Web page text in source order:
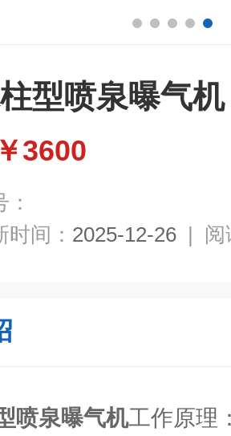
型喷泉曝气机
￥3600
时间： 2025-12-26 | 阅
喷泉曝气机工作原理